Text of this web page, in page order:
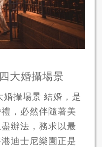
大婚攝場景
攝場景 結婚，是
，必然伴隨著美
辦法，務求以最
迪士尼樂園正是